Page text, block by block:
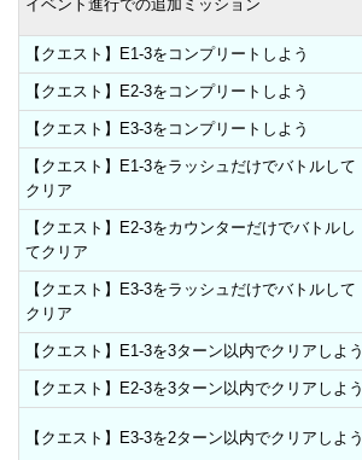
イベント進行での追加ミッション
【クエスト】E1-3をコンプリートしよう
【クエスト】E2-3をコンプリートしよう
【クエスト】E3-3をコンプリートしよう
【クエスト】E1-3をラッシュだけでバトルして
クリア
【クエスト】E2-3をカウンターだけでバトルし
てクリア
【クエスト】E3-3をラッシュだけでバトルして
クリア
【クエスト】E1-3を3ターン以内でクリアしよう
【クエスト】E2-3を3ターン以内でクリアしよう
【クエスト】E3-3を2ターン以内でクリアしよう